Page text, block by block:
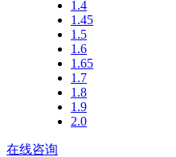
1.4
1.45
1.5
1.6
1.65
1.7
1.8
1.9
2.0
在线咨询